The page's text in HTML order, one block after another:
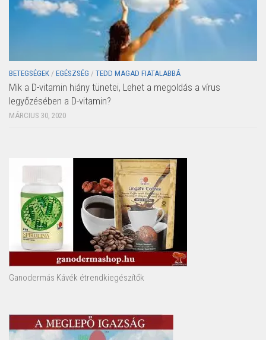
BETEGSÉGEK / EGÉSZSÉG / TEDD MAGAD FIATALABBÁ
Mik a D-vitamin hiány tünetei, Lehet a megoldás a vírus
legyőzésében a D-vitamin?
MÁRCIUS 30, 2020
Ganodermás Kávék étrendkiegészítők